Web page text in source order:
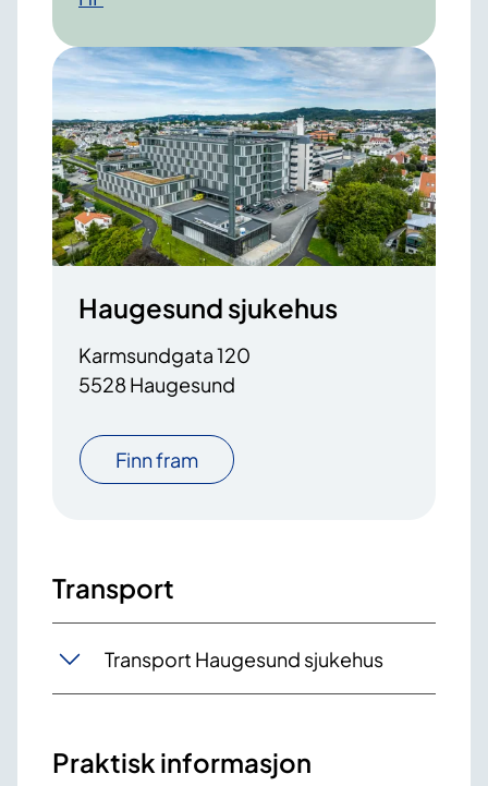
Haugesund sjukehus
Karmsundgata 120
5528 Haugesund
Finn fram
Transport
Transport Haugesund sjukehus
Praktisk informasjon